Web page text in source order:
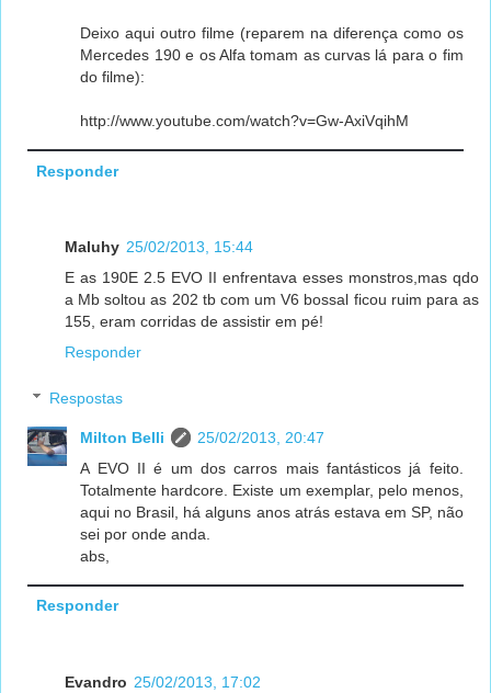
Deixo aqui outro filme (reparem na diferença como os
Mercedes 190 e os Alfa tomam as curvas lá para o fim
do filme):
http://www.youtube.com/watch?v=Gw-AxiVqihM
Responder
Maluhy 25/02/2013, 15:44
E as 190E 2.5 EVO II enfrentava esses monstros,mas qdo
a Mb soltou as 202 tb com um V6 bossal ficou ruim para as
155, eram corridas de assistir em pé!
Responder
Respostas
Milton Belli
25/02/2013, 20:47
A EVO II é um dos carros mais fantásticos já feito.
Totalmente hardcore. Existe um exemplar, pelo menos,
aqui no Brasil, há alguns anos atrás estava em SP, não
sei por onde anda.
abs,
Responder
Evandro 25/02/2013, 17:02